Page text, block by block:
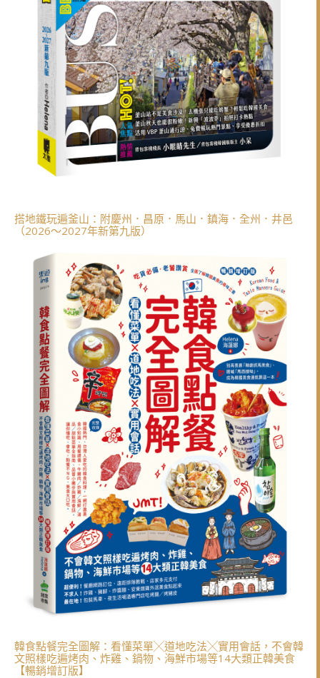
搭地鐵玩遍釜山：附慶州．昌原．馬山．鎮海．全州．井邑
（2026～2027年新第九版）
韓食點餐完全圖解：看懂菜單╳道地吃法╳實用會話，不會韓
文照樣吃遍烤肉、炸雞、鍋物、海鮮市場等14大類正韓美食
【暢銷增訂版】